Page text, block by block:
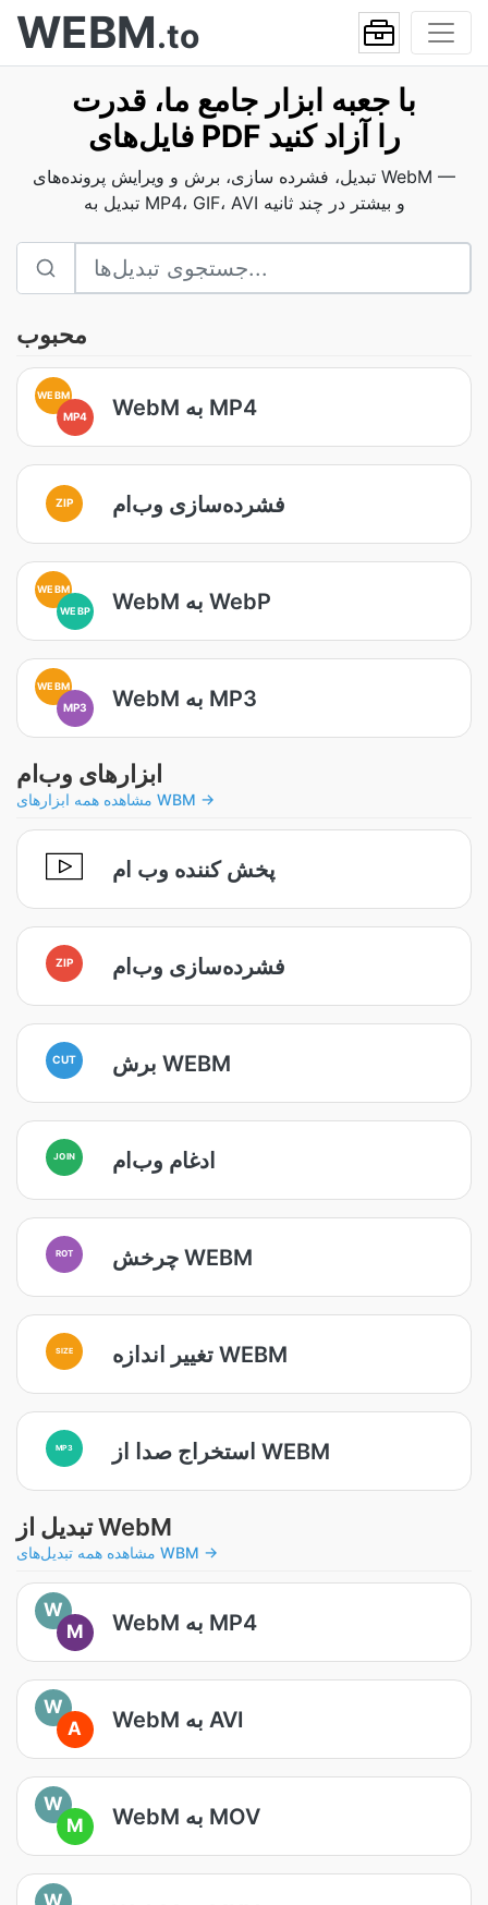
WEBM.to
با جعبه ابزار جامع ما، قدرت
فایل‌های PDF را آزاد کنید
تبدیل، فشرده سازی، برش و ویرایش پرونده‌های WebM —
تبدیل به MP4، GIF، AVI و بیشتر در چند ثانیه
محبوب
WEBM
MP4 WebM به MP4
ZIP فشرده‌سازی وب‌ام
WEBM
WEBP
WebM به WebP
WEBM
MP3 WebM به MP3
ابزارهای وب‌ام
مشاهده همه ابزارهای WBM →
پخش کننده وب ام
ZIP فشرده‌سازی وب‌ام
CUT برش WEBM
JOIN ادغام وب‌ام
ROT چرخش WEBM
SIZE تغییر اندازه WEBM
MP3 استخراج صدا از WEBM
تبدیل از WebM
مشاهده همه تبدیل‌های WBM →
W
M
WebM به MP4
W
A
WebM به AVI
W
M
WebM به MOV
W